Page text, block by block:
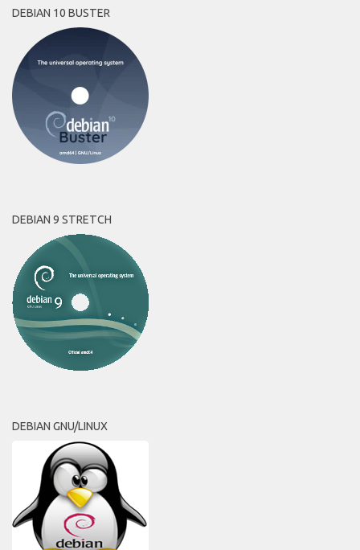
DEBIAN 10 BUSTER
DEBIAN 9 STRETCH
DEBIAN GNU/LINUX